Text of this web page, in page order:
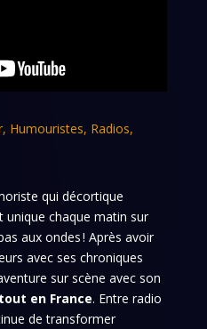
, Humouristes, Radios,
qui décortique
unique chaque matin sur
aux ondes ! Après avoir
avec ses chroniques
sur scène avec son
en France. Entre radio
de transformer